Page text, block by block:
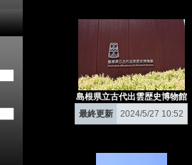
島根県立古代出雲歴史博物館
最終更新
2024/5/27 10:52